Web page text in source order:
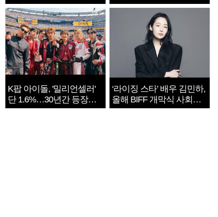
지는 ‘전쟁 속죄’
K팝 아이돌, '밀리언셀러'
단 1.6%…30년간 등장
1182개팀 전수조사
‘라이징 스타’ 배우 김민하,
올해 BIFF 개막식 사회자
확정